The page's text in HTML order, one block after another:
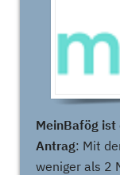
MeinBafög
Antrag: Mit
weniger als 2